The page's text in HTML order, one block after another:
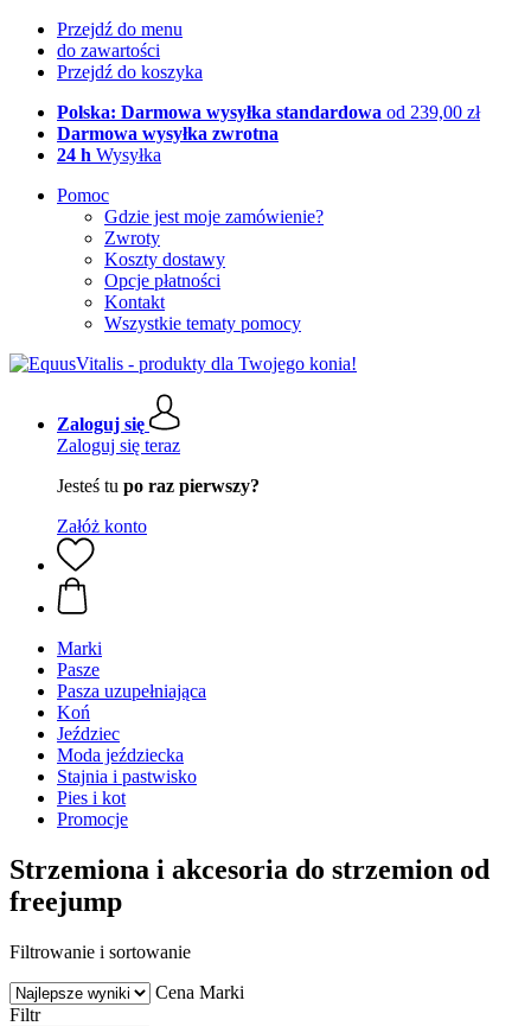
Przejdź do menu
do zawartości
Przejdź do koszyka
Polska: Darmowa wysyłka standardowa od 239,00 zł
Darmowa wysyłka zwrotna
24 h Wysyłka
Pomoc
Gdzie jest moje zamówienie?
Zwroty
Koszty dostawy
Opcje płatności
Kontakt
Wszystkie tematy pomocy
Zaloguj się
Zaloguj się teraz
Jesteś tu po raz pierwszy?
Załóż konto
Marki
Pasze
Pasza uzupełniająca
Koń
Jeździec
Moda jeździecka
Stajnia i pastwisko
Pies i kot
Promocje
Strzemiona i akcesoria do strzemion od
freejump
Filtrowanie i sortowanie
Cena Marki
Filtr